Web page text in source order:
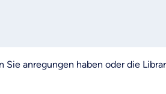
anregungen haben oder die